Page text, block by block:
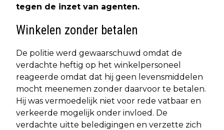
tegen de inzet van agenten.
Winkelen zonder betalen
De politie werd gewaarschuwd omdat de
verdachte heftig op het winkelpersoneel
reageerde omdat dat hij geen levensmiddelen
mocht meenemen zonder daarvoor te betalen.
Hij was vermoedelijk niet voor rede vatbaar en
verkeerde mogelijk onder invloed. De
verdachte uitte beledigingen en verzette zich